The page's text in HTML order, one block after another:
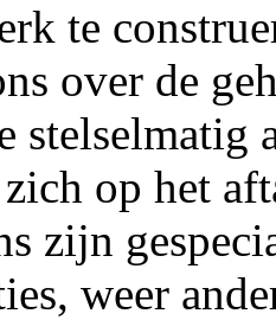
te
over de
stelselmatig
op het
zijn
weer